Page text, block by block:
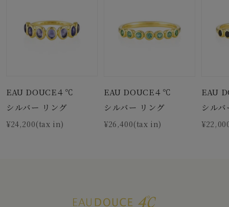
EAU DOUCE４℃
シルバー リング
¥24,200(tax in)
EAU DOUCE４℃
シルバー リング
¥26,400(tax in)
EAU
シル